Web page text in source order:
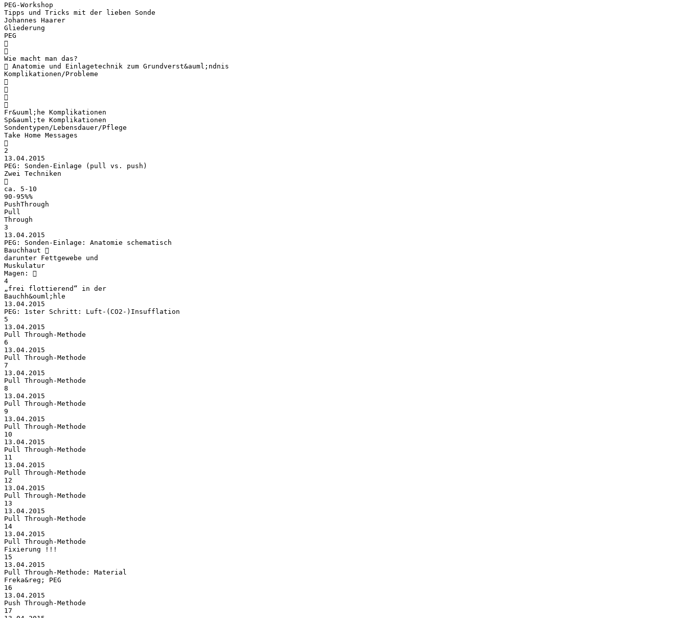
PEG-Workshop
Tipps und Tricks mit der lieben Sonde
Johannes Haarer
Gliederung
PEG


Wie macht man das?
 Anatomie und Einlagetechnik zum Grundverst&auml;ndnis
Komplikationen/Probleme




Fr&uuml;he Komplikationen
Sp&auml;te Komplikationen
Sondentypen/Lebensdauer/Pflege
Take Home Messages

2
13.04.2015
PEG: Sonden-Einlage (pull vs. push)
Zwei Techniken

ca. 5-10
90-95%%
PushThrough
Pull
Through
3
13.04.2015
PEG: Sonden-Einlage: Anatomie schematisch
Bauchhaut 
darunter Fettgewebe und
Muskulatur
Magen: 
4
„frei flottierend“ in der
Bauchh&ouml;hle
13.04.2015
PEG: 1ster Schritt: Luft-(CO2-)Insufflation
5
13.04.2015
Pull Through-Methode
6
13.04.2015
Pull Through-Methode
7
13.04.2015
Pull Through-Methode
8
13.04.2015
Pull Through-Methode
9
13.04.2015
Pull Through-Methode
10
13.04.2015
Pull Through-Methode
11
13.04.2015
Pull Through-Methode
12
13.04.2015
Pull Through-Methode
13
13.04.2015
Pull Through-Methode
14
13.04.2015
Pull Through-Methode
Fixierung !!!
15
13.04.2015
Pull Through-Methode: Material
Freka&reg; PEG
16
13.04.2015
Push Through-Methode
17